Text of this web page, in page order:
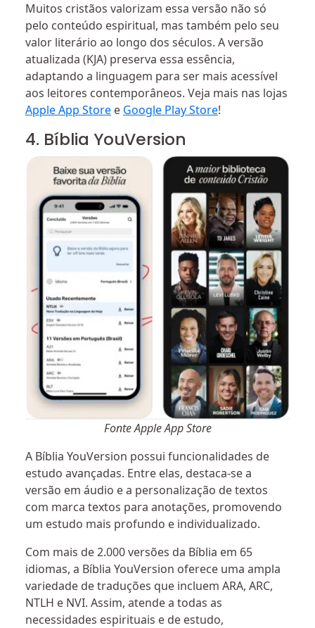
Muitos cristãos valorizam essa versão não só
pelo conteúdo espiritual, mas também pelo seu
valor literário ao longo dos séculos. A versão
atualizada (KJA) preserva essa essência,
adaptando a linguagem para ser mais acessível
aos leitores contemporâneos. Veja mais nas lojas
Apple App Store e Google Play Store!
4. Bíblia YouVersion
Fonte Apple App Store
A Bíblia YouVersion possui funcionalidades de
estudo avançadas. Entre elas, destaca-se a
versão em áudio e a personalização de textos
com marca textos para anotações, promovendo
um estudo mais profundo e individualizado.
Com mais de 2.000 versões da Bíblia em 65
idiomas, a Bíblia YouVersion oferece uma ampla
variedade de traduções que incluem ARA, ARC,
NTLH e NVI. Assim, atende a todas as
necessidades espirituais e de estudo,